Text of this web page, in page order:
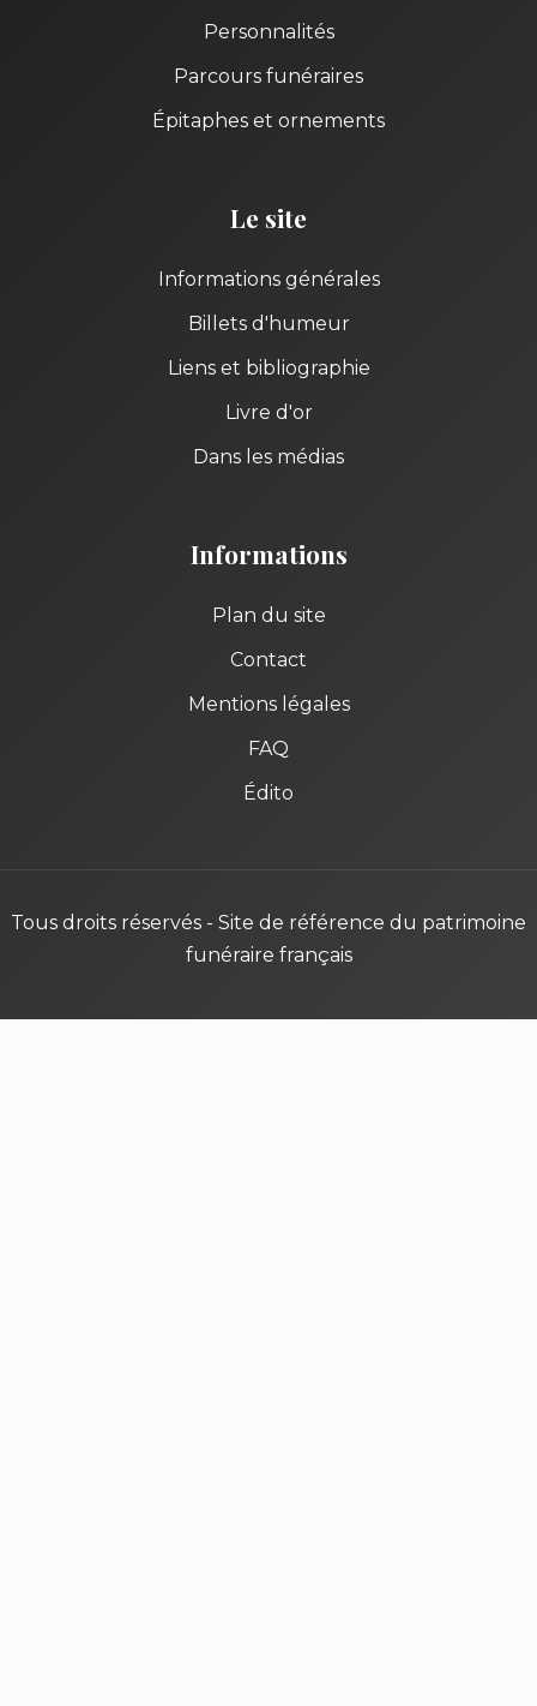
Personnalités
Parcours funéraires
Épitaphes et ornements
Le site
Informations générales
Billets d'humeur
Liens et bibliographie
Livre d'or
Dans les médias
Informations
Plan du site
Contact
Mentions légales
FAQ
Édito
Tous droits réservés - Site de référence du patrimoine
funéraire français